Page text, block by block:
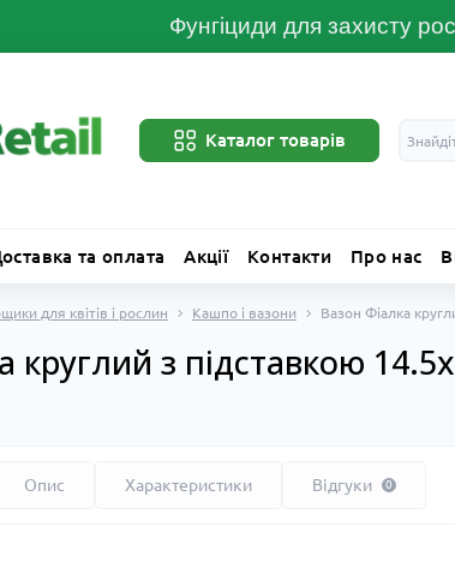
Фунгіциди для захисту
Каталог товарів
та оплата Акції Контакти Про нас
для квітів і рослин Кашпо і вазони Вазон Фіалка
круглий з підставкою
Опис Характеристики Відгуки 0